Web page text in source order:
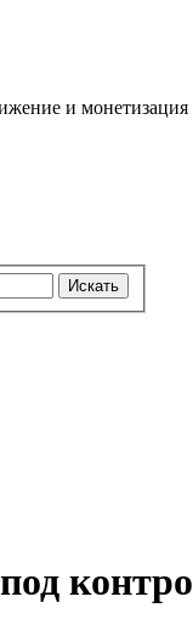
и монетизация